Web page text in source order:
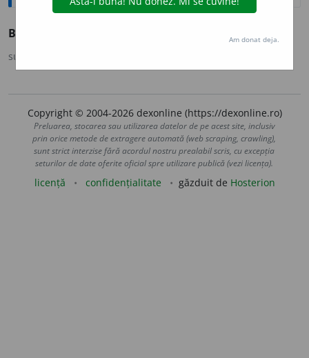
BEA
sursa:
Copyright © 2004-2026 dexonline (https://dexonline.ro)
Preluarea, stocarea sau utilizarea datelor de pe acest site, inclusiv
prin orice metode de extragere automată (web scraping, crawling),
sunt strict interzise fără acordul nostru prealabil scris, cu excepția
seturilor de date oferite oficial spre utilizare publică (vezi licența).
licență confidențialitate găzduit de Hosterion
Am donat deja.